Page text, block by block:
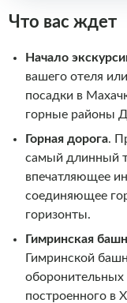
Что вас ждет
Начало
вашего отеля
посадки в
горные районы
Горная дорога.
самый длинный
впечатляющее
соединяющее
горизонты.
Гимринская
Гимринской
оборонительных
построенного в